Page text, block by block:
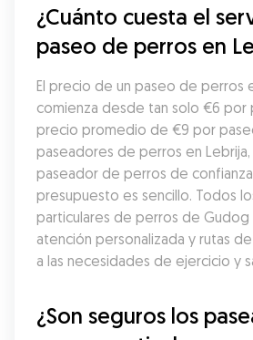
¿Cuánto cuesta el
paseo de perros en
El precio de un paseo de perros
comienza desde tan solo €6 por
precio promedio de €9 por
paseadores de perros en Lebrija,
paseador de perros de
presupuesto es sencillo. Todos
particulares de perros de
atención personalizada y rutas
a las necesidades de ejercicio y
¿Son seguros los